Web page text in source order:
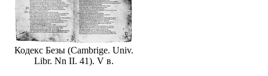
Кодекс Безы (Cambrige. Univ.
Libr. Nn II. 41). V в.